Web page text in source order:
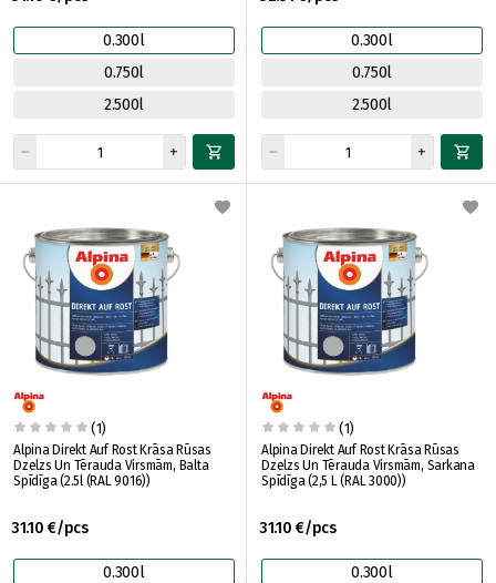
0.300l
0.750l
2.500l
0.300l
0.750l
2.500l
(1)
Alpina Direkt Auf Rost Krāsa Rūsas
Dzelzs Un Tērauda Virsmām, Balta
Spīdīga (2.5l (RAL 9016))
31.10 €/pcs
0.300l
(1)
Alpina Direkt Auf Rost Krāsa Rūsas
Dzelzs Un Tērauda Virsmām, Sarkana
Spīdīga (2,5 L (RAL 3000))
31.10 €/pcs
0.300l